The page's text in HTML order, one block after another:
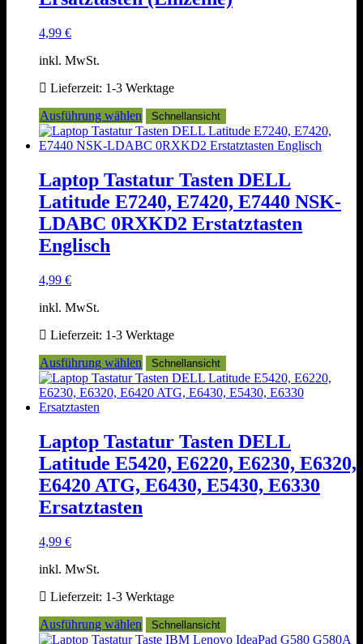
4,99 €
inkl. MwSt.
Lieferzeit: 1-3 Werktage
Ausführung wählen
Dieses
Produkt
weist
Varianten
auf.
Die
Optionen
können
Schnellansicht
Laptop Tastatur Tasten DELL
Latitude E7240, E7420, E7440 NSK-
LDABC 0RXKD2 Erstatztasten
Englisch
4,99 €
inkl. MwSt.
Lieferzeit: 1-3 Werktage
Ausführung wählen
Dieses
Produkt
weist
auf.
Die
Optionen
können
auf
Schnellansicht
Laptop Tastatur Tasten DELL
Latitude E5420, E6220, E6230, E6320,
E6420 ATG, E6430, E5430, E6330
Ersatztasten
4,99 €
inkl. MwSt.
Lieferzeit: 1-3 Werktage
Ausführung wählen
Dieses
Produkt
Schnellansicht